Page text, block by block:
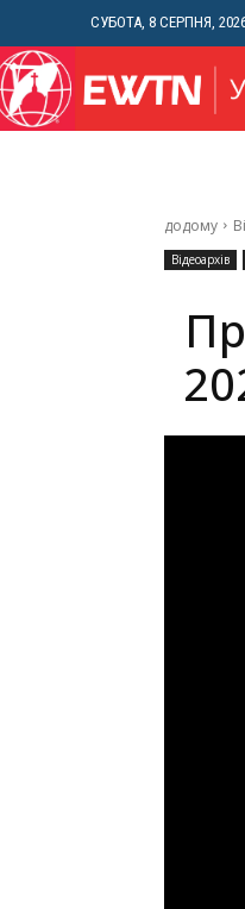
СУБОТА, 8 СЕРПНЯ,
додому
Відеоархів